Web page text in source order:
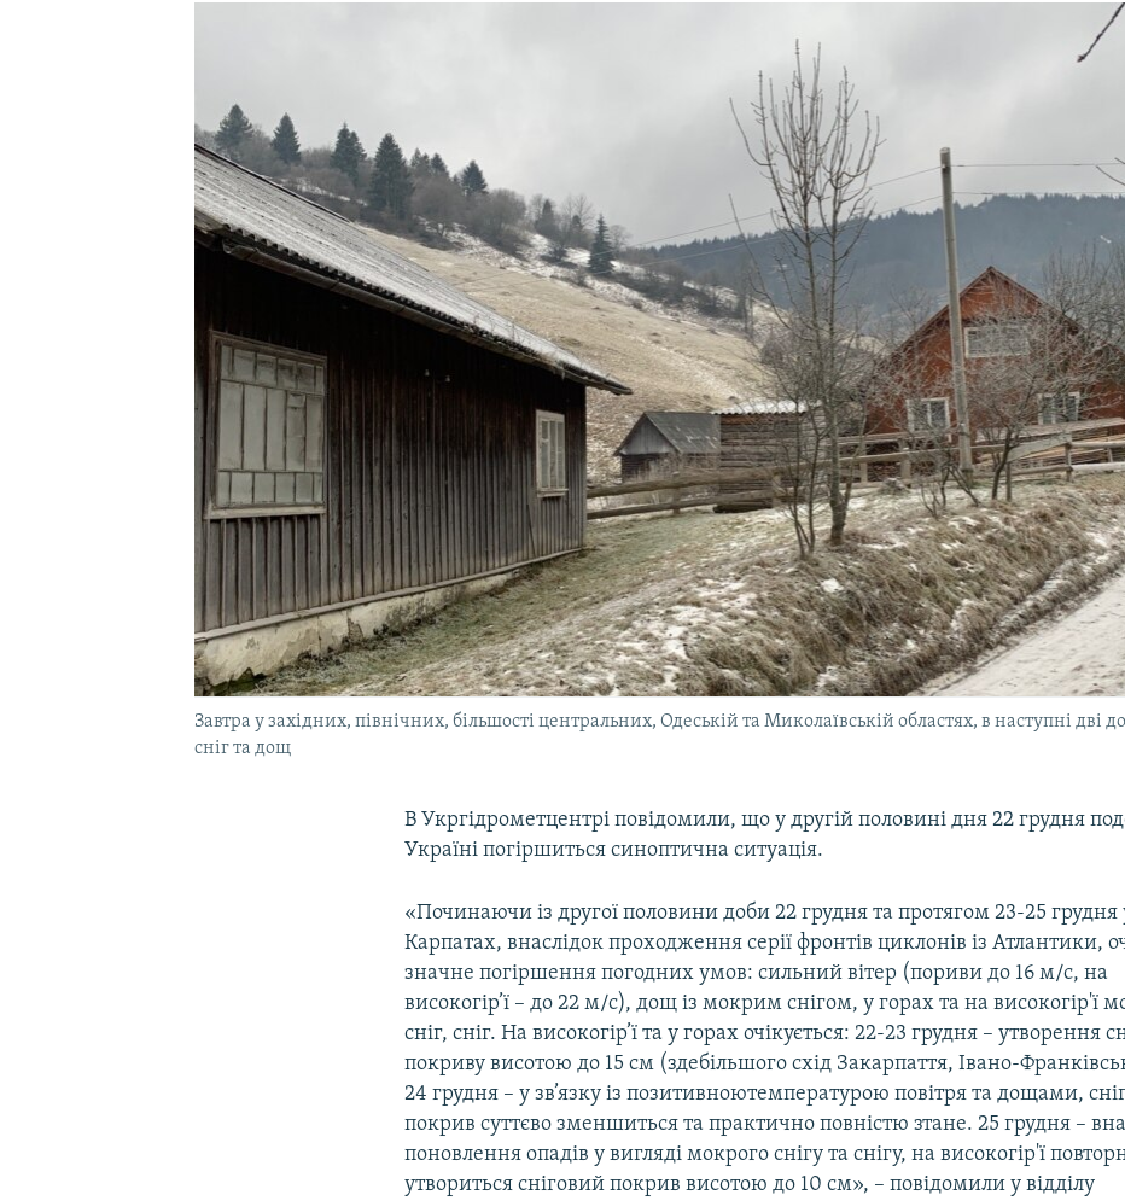
Завтра у західних, північних, більшості центральних, Одеській та Миколаївській областях, в наступні дві
сніг та дощ
В Укргідрометцентрі повідомили, що у другій половині дня 22 грудня
Україні погіршиться синоптична ситуація.
«Починаючи із другої половини доби 22 грудня та протягом 23-25 грудня
Карпатах, внаслідок проходження серії фронтів циклонів із Атлантики,
значне погіршення погодних умов: сильний вітер (пориви до 16 м/с, на
високогір’ї – до 22 м/с), дощ із мокрим снігом, у горах та на високогір'ї
сніг, сніг. На високогір’ї та у горах очікується: 22-23 грудня – утворення
покриву висотою до 15 см (здебільшого схід Закарпаття, Івано-
24 грудня – у зв’язку із позитивноютемпературою повітря та дощами,
покрив суттєво зменшиться та практично повністю зтане. 25 грудня –
поновлення опадів у вигляді мокрого снігу та снігу, на високогір'ї
утвориться сніговий покрив висотою до 10 см», – повідомили у відділу